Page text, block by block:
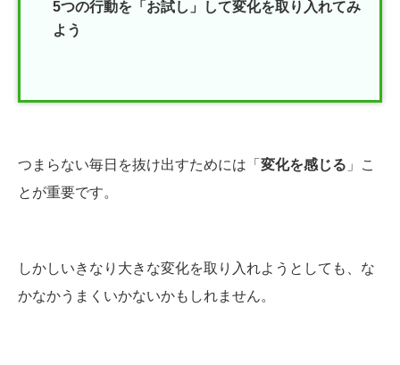
5つの行動を「お試し」して変化を取り入れてみ
よう
つまらない毎日を抜け出すためには「 変化を感じる 」こ
とが重要です。
しかしいきなり大きな変化を取り入れようとしても、な
かなかうまくいかないかもしれません。